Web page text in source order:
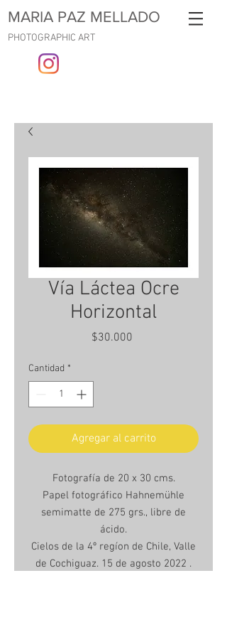
MARIA PAZ MELLADO
PHOTOGRAPHIC ART
Vía Láctea Ocre
Horizontal
$30.000Precio
Cantidad *
Agregar al carrito
Fotografía de 20 x 30 cms.
Papel fotográfico Hahnemühle
semimatte de 275 grs., libre de
ácido.
Cielos de la 4º regíon de Chile, Valle
de Cochiguaz. 15 de agosto 2022 .